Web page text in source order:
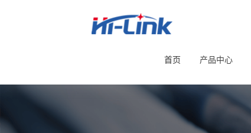
首页 产品中心